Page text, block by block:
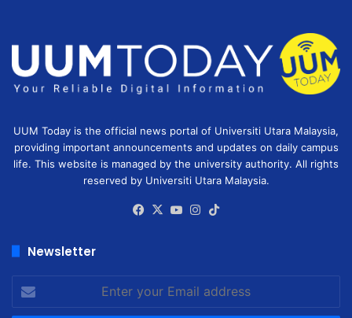
UUM Today is the official news portal of Universiti Utara Malaysia,
providing important announcements and updates on daily campus
life. This website is managed by the university authority. All rights
reserved by Universiti Utara Malaysia.
Facebook
X YouTubeInstagram
Newsletter
your